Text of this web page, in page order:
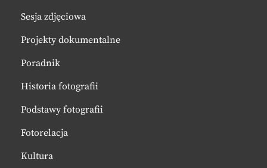
Sesja zdjęciowa
Projekty dokumentalne
Poradnik
Historia fotografii
Podstawy fotografii
Fotorelacja
Kultura